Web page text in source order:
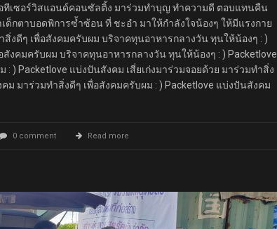
ทีเซอร์วิสแอนด์คอนซัลติ้ง มาร่วมทำบุญ ทำความดี ตอบแทนคืน
ด็กตาบอดพิการซ้ำซ้อน ที่ ชะอำ มาให้กำลังใจน้องๆ ให้มีแรงกาย
สิ่งดีๆ เพื่อสังคมครับผม บริจาคทุนอาหารกลางวัน ทุนให้น้องๆ : )
งคมครับผม บริจาคทุนอาหารกลางวัน ทุนให้น้องๆ : ) Packetlove
) Packetlove แบ่งปันสังคม เสี่ยเก่งมาร่วมจอยด้วย มาร่วมทำสิ่ง
ม มาร่วมทำสิ่งดีๆ เพื่อสังคมครับผม : ) Packetlove แบ่งปันสังคม
0 comment Read more